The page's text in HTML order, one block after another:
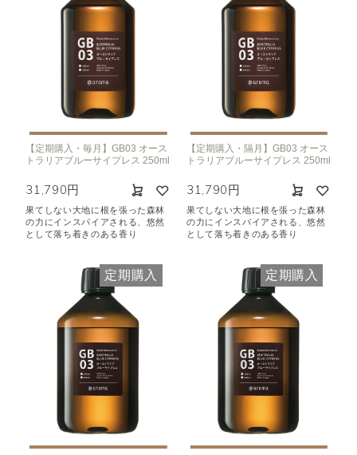
【定期購入・毎月】GB03 オース
トラリアブルーサイプレス 250ml
31,790円
果てしない大地に根を張った森林
の力にインスパイアされる、悠然
として落ち着きのある香り
【定期購入・隔月】GB03 オース
トラリアブルーサイプレス 250ml
31,790円
果てしない大地に根を張った森林
の力にインスパイアされる、悠然
として落ち着きのある香り
定期購入 定期購入